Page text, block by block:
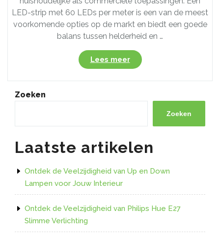
LED-strip met 60 LEDs per meter is een van de meest
voorkomende opties op de markt en biedt een goede
balans tussen helderheid en …
Lees meer“Ontdek
de
Voordelen
een
Strip
60
per
Meter!”
Zoeken
Zoeken
Laatste artikelen
Ontdek de Veelzijdigheid van Up en Down
Lampen voor Jouw Interieur
Ontdek de Veelzijdigheid van Philips Hue E27
Slimme Verlichting